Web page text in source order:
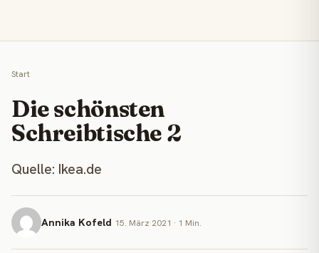
Start
Die schönsten
Schreibtische 2
Quelle: Ikea.de
Annika Kofeld 15. März 2021 · 1 Min.